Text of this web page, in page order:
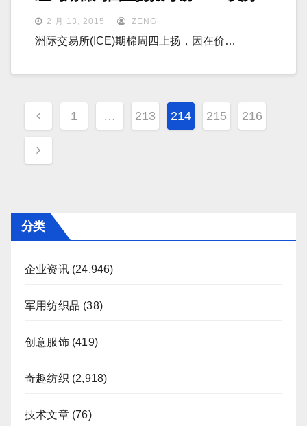
2 月 13, 2015 ZENG
洲际交易所(ICE)期棉周四上扬，因在价…
文
章
分
1 … 213 214 215 216
分类
企业资讯(24,946)
军用纺织品 (38)
创意服饰(419)
奇趣纺织 (2,918)
技术文章(76)